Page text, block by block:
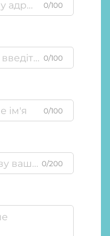
0/100
0/100
0/100
0/200